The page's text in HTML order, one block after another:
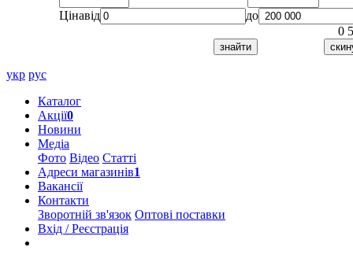
Цінавід
до
0
укр рус
Каталог
Акції0
Новини
Медіа
Фото Відео Статті
Адреси магазинів1
Вакансії
Контакти
Зворотній зв'язок Оптові поставки
Вхід / Реєстрація